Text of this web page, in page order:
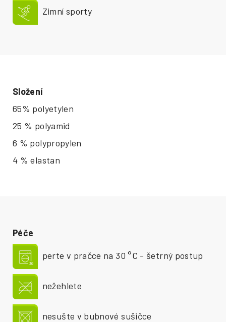
Péče
perte v pračce na 30 °C - šetrný postup
nežehlete
nesušte v bubnové sušičce
Složení
65% polyetylen
25 % polyamid
6 % polypropylen
4 % elastan
Zimní sporty